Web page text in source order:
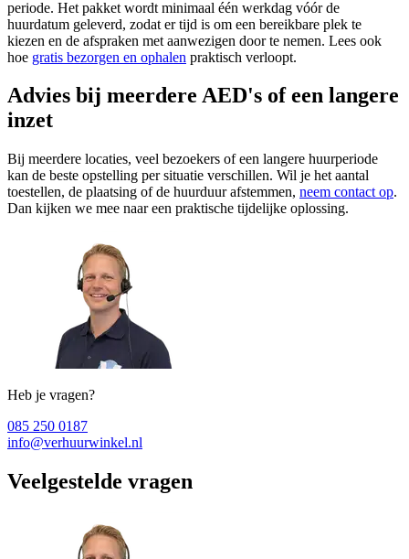
periode. Het pakket wordt minimaal één werkdag vóór de
huurdatum geleverd, zodat er tijd is om een bereikbare plek te
kiezen en de afspraken met aanwezigen door te nemen. Lees ook
hoe gratis bezorgen en ophalen praktisch verloopt.
Advies bij meerdere AED's of een langere
inzet
Bij meerdere locaties, veel bezoekers of een langere huurperiode
kan de beste opstelling per situatie verschillen. Wil je het aantal
toestellen, de plaatsing of de huurduur afstemmen, neem contact op.
Dan kijken we mee naar een praktische tijdelijke oplossing.
Heb je vragen?
085 250 0187
info@verhuurwinkel.nl
Veelgestelde vragen